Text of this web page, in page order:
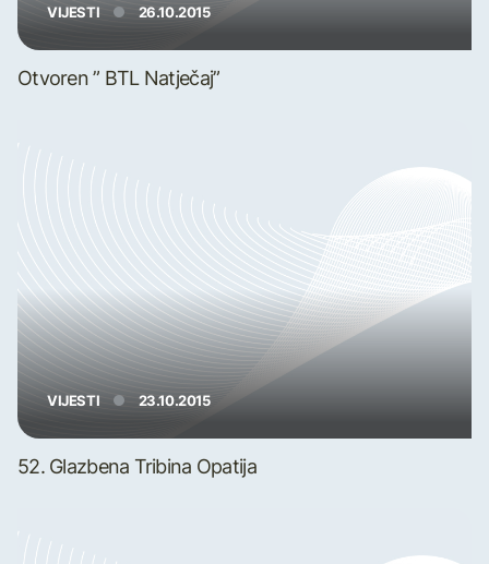
VIJESTI 26.10.2015
Otvoren ” BTL Natječaj”
VIJESTI 23.10.2015
52. Glazbena Tribina Opatija